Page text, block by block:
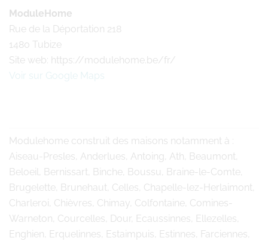
ModuleHome
Rue de la Déportation 218
1480 Tubize
Site web: https://modulehome.be/fr/
Voir sur Google Maps
Modulehome construit des maisons notamment à :
Aiseau-Presles, Anderlues, Antoing, Ath, Beaumont,
Beloeil, Bernissart, Binche, Boussu, Braine-le-Comte,
Brugelette, Brunehaut, Celles, Chapelle-lez-Herlaimont,
Charleroi, Chièvres, Chimay, Colfontaine, Comines-
Warneton, Courcelles, Dour, Ecaussinnes, Ellezelles,
Enghien, Erquelinnes, Estaimpuis, Estinnes, Farciennes,